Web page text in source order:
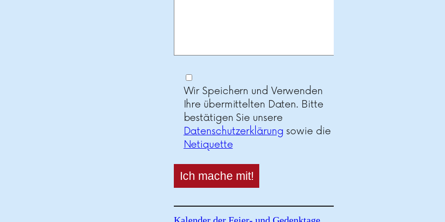
Wir Speichern und Verwenden
Ihre übermittelten Daten. Bitte
bestätigen Sie unsere
Datenschutzerklärung sowie die
Netiquette